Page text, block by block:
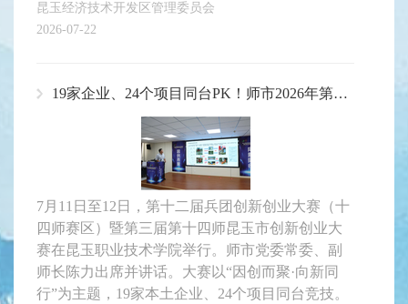
昆玉经济技术开发区管理委员会
2026-07-22
19家企业、24个项目同台PK！师市2026年第三届创新创业大赛火热举行
7月11日至12日，第十二届兵团创新创业大赛（十
四师赛区）暨第三届第十四师昆玉市创新创业大
赛在昆玉职业技术学院举行。师市党委常委、副
师长陈力出席并讲话。大赛以“因创而聚·向新同
行”为主题，19家本土企业、24个项目同台竞技。